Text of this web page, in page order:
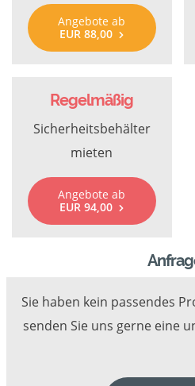
Angebote ab
EUR 88,00
Regelmäßig
Sicherheitsbehälter
mieten
Angebote ab
EUR 94,00
Sie haben kein passendes
senden Sie uns gerne eine